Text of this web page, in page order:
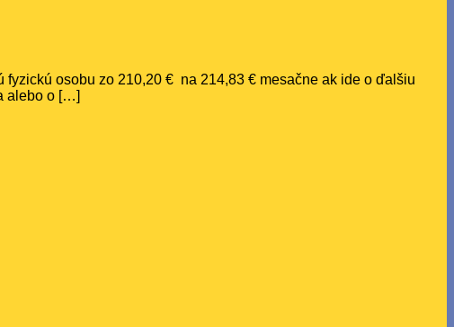
osobu zo 210,20 € na 214,83 € mesačne ak ide o ďalšiu
alebo o […]